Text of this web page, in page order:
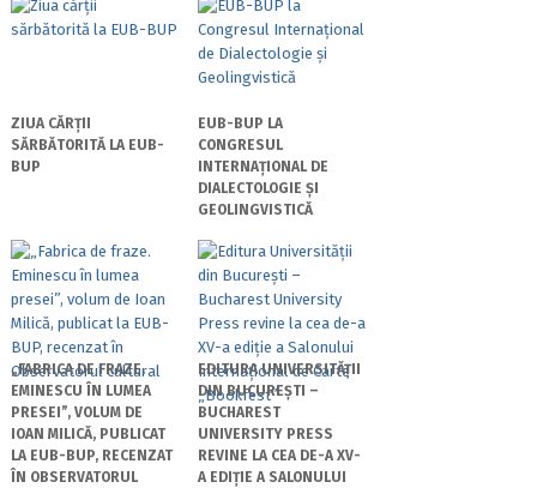
ZIUA CĂRȚII
SĂRBĂTORITĂ LA EUB-
BUP
EUB-BUP LA
CONGRESUL
INTERNAȚIONAL DE
DIALECTOLOGIE ȘI
GEOLINGVISTICĂ
„FABRICA DE FRAZE.
EMINESCU ÎN LUMEA
PRESEI”, VOLUM DE
IOAN MILICĂ, PUBLICAT
LA EUB-BUP, RECENZAT
ÎN OBSERVATORUL
EDITURA UNIVERSITĂȚII
DIN BUCUREȘTI –
BUCHAREST
UNIVERSITY PRESS
REVINE LA CEA DE-A XV-
A EDIȚIE A SALONULUI